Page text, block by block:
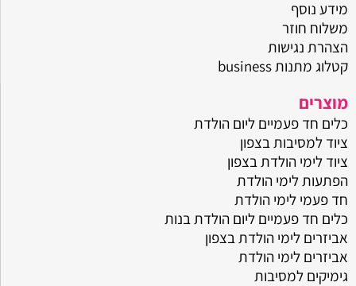
מידע נוסף
משלוח חוזר
הצהרת נגישות
קטלוג מתנות business
מוצרים
כלים חד פעמיים ליום הולדת
ציוד למסיבות בצפון
ציוד לימי הולדת בצפון
הפתעות לימי הולדת
חד פעמי לימי הולדת
כלים חד פעמיים ליום הולדת בנות
אביזרים לימי הולדת בצפון
אביזרים לימי הולדת
גימיקים למסיבות